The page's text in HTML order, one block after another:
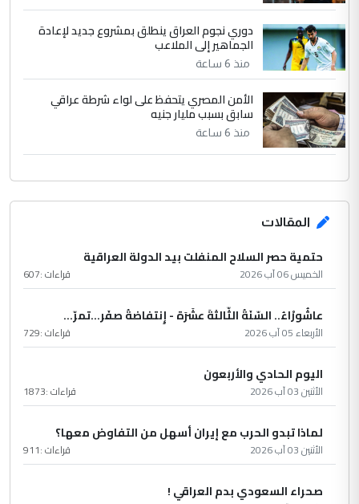
دوري نجوم العراق ينطلق بمشروع جديد لإعادة
الجماهير إلى الملاعب
منذ 6 ساعة
الأمن المصري يتحفظ على لواء شرطة عراقي
سابق بسبب مليار جنيه
منذ 6 ساعة
المقالات
حتمية حصر السلاح المنفلت بيد الدولة العراقية
الخميس 06 آب 2026 قراءات :607
عاشُورْاءُ.. السّنَةُ الثّالثةَ عشَرَة - إِنتفاضةُ صفَر…تمرّ...
الأربعاء 05 آب 2026 قراءات :729
اليوم الحادي والأربعون
الأثنين 03 آب 2026 قراءات :1873
لماذا تبدو الحرب مع إيران أسهل من التفاوض معها؟
الأثنين 03 آب 2026 قراءات :911
صحراء السعودي بدم العراقي !